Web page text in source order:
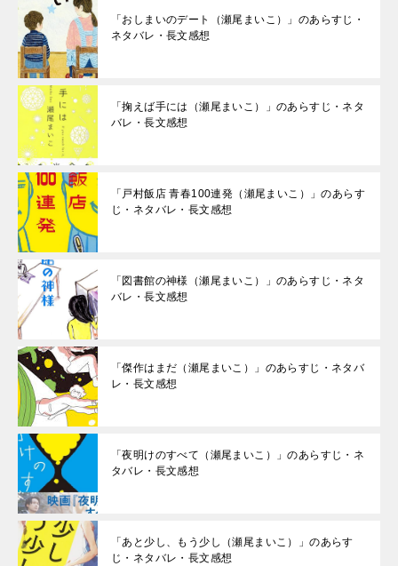
「おしまいのデート（瀬尾まいこ）」のあらすじ・
ネタバレ・長文感想
「掬えば手には（瀬尾まいこ）」のあらすじ・ネタ
バレ・長文感想
「戸村飯店 青春100連発（瀬尾まいこ）」のあらす
じ・ネタバレ・長文感想
「図書館の神様（瀬尾まいこ）」のあらすじ・ネタ
バレ・長文感想
「傑作はまだ（瀬尾まいこ）」のあらすじ・ネタバ
レ・長文感想
「夜明けのすべて（瀬尾まいこ）」のあらすじ・ネ
タバレ・長文感想
「あと少し、もう少し（瀬尾まいこ）」のあらす
じ・ネタバレ・長文感想